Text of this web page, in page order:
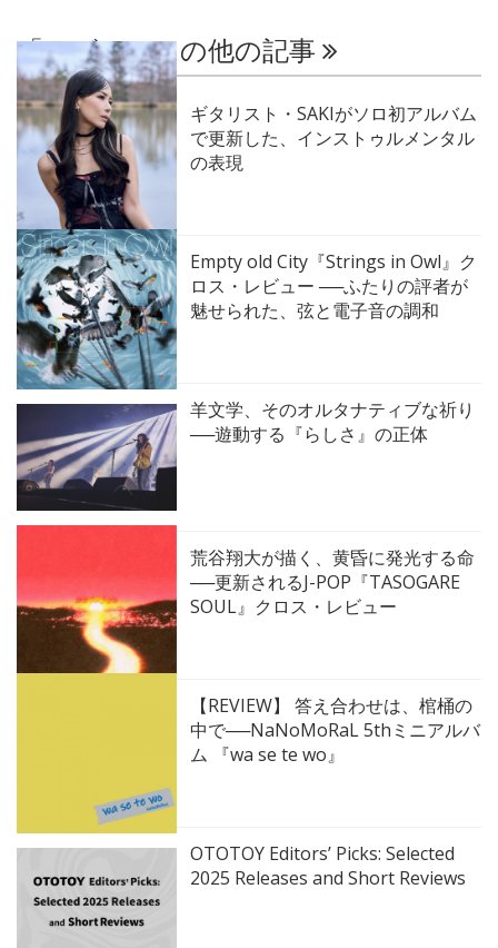
「レビュー」の他の記事
ギタリスト・SAKIがソロ初アルバム
で更新した、インストゥルメンタル
の表現
Empty old City『Strings in Owl』ク
ロス・レビュー ──ふたりの評者が
魅せられた、弦と電子音の調和
羊文学、そのオルタナティブな祈り
──遊動する『らしさ』の正体
荒谷翔大が描く、黄昏に発光する命
──更新されるJ-POP『TASOGARE
SOUL』クロス・レビュー
【REVIEW】 答え合わせは、棺桶の
中で──NaNoMoRaL 5thミニアルバ
ム 『wa se te wo』
OTOTOY Editors’ Picks: Selected
2025 Releases and Short Reviews